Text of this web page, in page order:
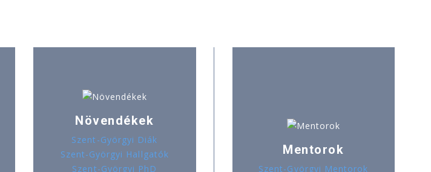
Növendékek
Szent-Györgyi Diák
Szent-Györgyi Hallgatók
Szent-Györgyi PhD
Mentorok
Szent-Györgyi Mentorok